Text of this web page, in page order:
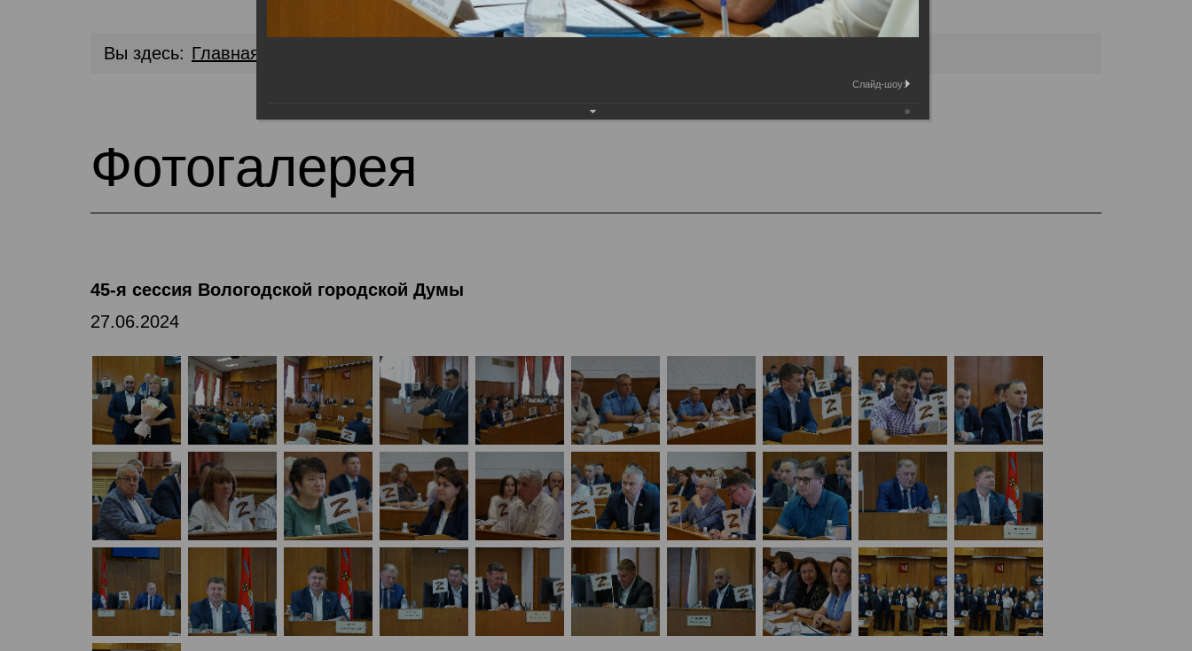
Вы здесь: Главная
Фотогалерея
45-я сессия Вологодской городской Думы
27.06.2024
Слайд-шоу: